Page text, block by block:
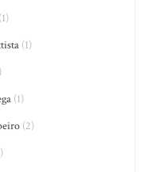
(1)
(1)
(1)
(2)